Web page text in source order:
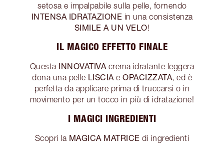
setosa e impalpabile sulla pelle, fornendo
INTENSA IDRATAZIONE in una consistenza
SIMILE A UN VELO!
IL MAGICO EFFETTO FINALE
Questa INNOVATIVA crema idratante leggera
dona una pelle LISCIA e OPACIZZATA, ed è
perfetta da applicare prima di truccarsi o in
movimento per un tocco in più di idratazione!
I MAGICI INGREDIENTI
Scopri la MAGICA MATRICE di ingredienti